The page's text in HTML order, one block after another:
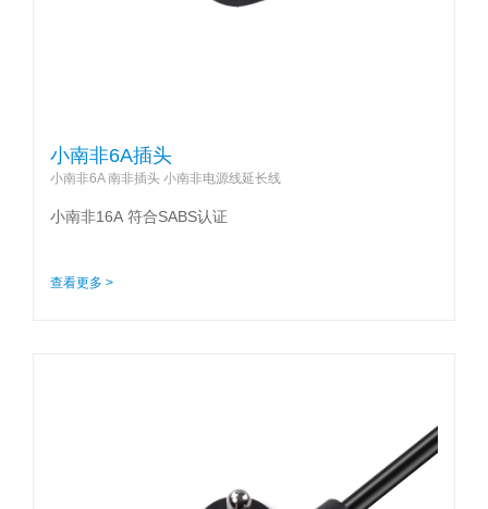
小南非6A插头
小南非6A 南非插头 小南非电源线延长线
小南非16A 符合SABS认证
查看更多 >